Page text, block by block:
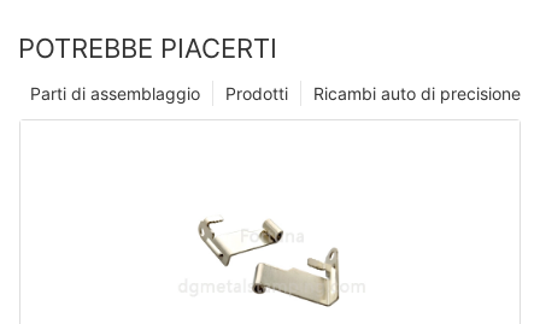
POTREBBE PIACERTI
Ricambi auto di precisione
Prodotti
Parti di assemblaggio